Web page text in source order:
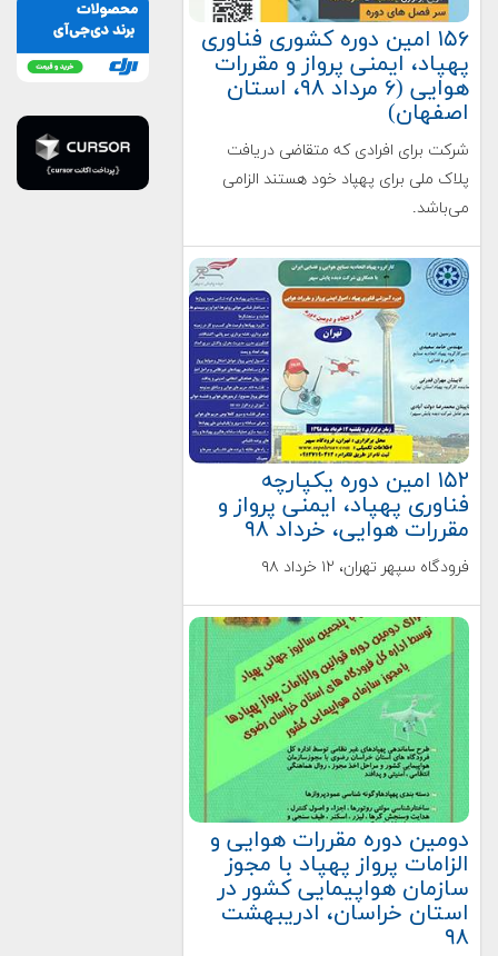
۱۵۶ امین دوره کشوری فناوری
پهپاد، ایمنی پرواز و مقررات
هوایی (۶ مرداد ۹۸، استان
اصفهان)
شرکت برای افرادی که متقاضی دریافت
پلاک ملی برای پهپاد خود هستند الزامی
می‌باشد.
۱۵۲ امین دوره یکپارچه
فناوری پهپاد، ایمنی پرواز و
مقررات هوایی، خرداد ۹۸
فرودگاه سپهر تهران، ۱۲ خرداد ۹۸
دومین دوره مقررات هوایی و
الزامات پرواز پهپاد با مجوز
سازمان هواپیمایی کشور در
استان خراسان، ادریبهشت
۹۸